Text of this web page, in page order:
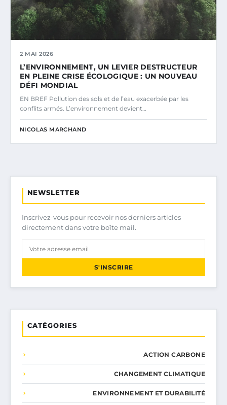
2 MAI 2026
L’ENVIRONNEMENT, UN LEVIER DESTRUCTEUR
EN PLEINE CRISE ÉCOLOGIQUE : UN NOUVEAU
DÉFI MONDIAL
EN BREF Pollution des sols et de l’eau exacerbée par les
conflits armés. L’environnement devient…
NICOLAS MARCHAND
NEWSLETTER
Inscrivez-vous pour recevoir nos derniers articles
directement dans votre boîte mail.
S'INSCRIRE
CATÉGORIES
ACTION CARBONE
CHANGEMENT CLIMATIQUE
ENVIRONNEMENT ET DURABILITÉ